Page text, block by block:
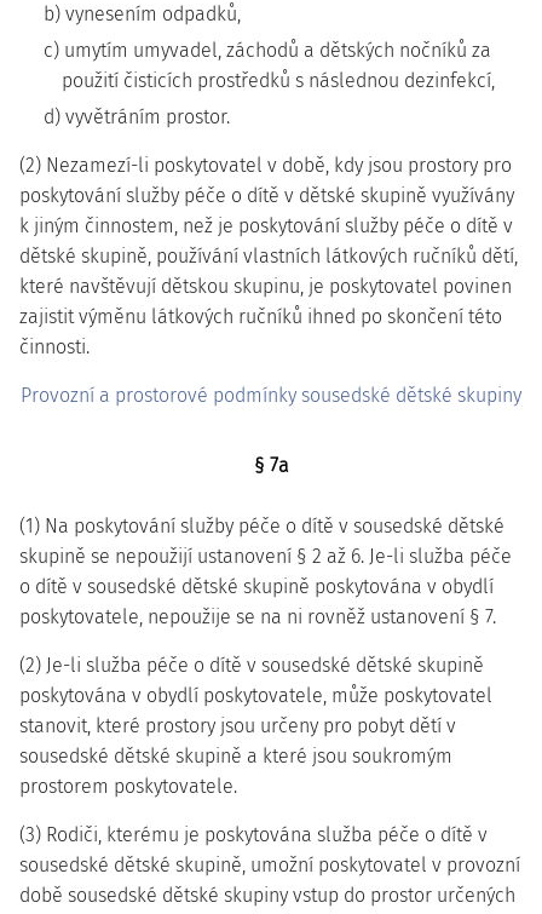
b) vynesením odpadků,
c) umytím umyvadel, záchodů a dětských nočníků za
použití čisticích prostředků s následnou dezinfekcí,
d) vyvětráním prostor.
(2) Nezamezí-li poskytovatel v době, kdy jsou prostory pro
poskytování služby péče o dítě v dětské skupině využívány
k jiným činnostem, než je poskytování služby péče o dítě v
dětské skupině, používání vlastních látkových ručníků dětí,
které navštěvují dětskou skupinu, je poskytovatel povinen
zajistit výměnu látkových ručníků ihned po skončení této
činnosti.
Provozní a prostorové podmínky sousedské dětské skupiny
§ 7a
(1) Na poskytování služby péče o dítě v sousedské dětské
skupině se nepoužijí ustanovení § 2 až 6. Je-li služba péče
o dítě v sousedské dětské skupině poskytována v obydlí
poskytovatele, nepoužije se na ni rovněž ustanovení § 7.
(2) Je-li služba péče o dítě v sousedské dětské skupině
poskytována v obydlí poskytovatele, může poskytovatel
stanovit, které prostory jsou určeny pro pobyt dětí v
sousedské dětské skupině a které jsou soukromým
prostorem poskytovatele.
(3) Rodiči, kterému je poskytována služba péče o dítě v
sousedské dětské skupině, umožní poskytovatel v provozní
době sousedské dětské skupiny vstup do prostor určených